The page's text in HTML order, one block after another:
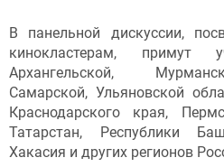
В панельной дискуссии,
кинокластерам, примут
Архангельской,
Самарской, Ульяновской
Краснодарского края,
Татарстан, Республики
Хакасия и других регионов